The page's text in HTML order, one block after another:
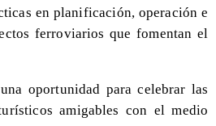
en planificación, operación e
ferroviarios que fomentan el
oportunidad para celebrar las
amigables con el medio